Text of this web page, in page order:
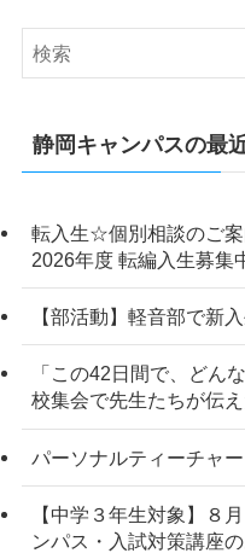
静岡キャンパスの最
転入生☆個別相談のご
2026年度 転編入生募集
【部活動】軽音部で新
「この42日間で、どん
校集会で先生たちが伝
パーソナルティーチャ
【中学３年生対象】８
ンパス・入試対策講座